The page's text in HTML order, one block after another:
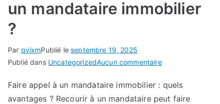
un mandataire immobilier
?
Par qvixmPublié leseptembre 19, 2025
Publié dans UncategorizedAucun commentairesur
quel
moment
Faire appel à un mandataire immobilier : quels
avantages ? Recourir à un mandataire peut faire